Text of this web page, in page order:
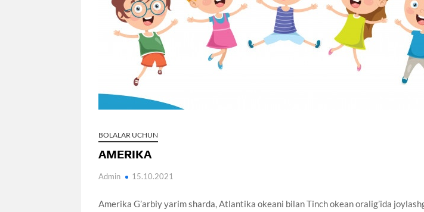
BOLALAR UCHUN
AMERIKA
Admin 15.10.2021
Amerika G’arbiy уarim sharda, Atlantika okeani bilan Tinch okean oralig’ida